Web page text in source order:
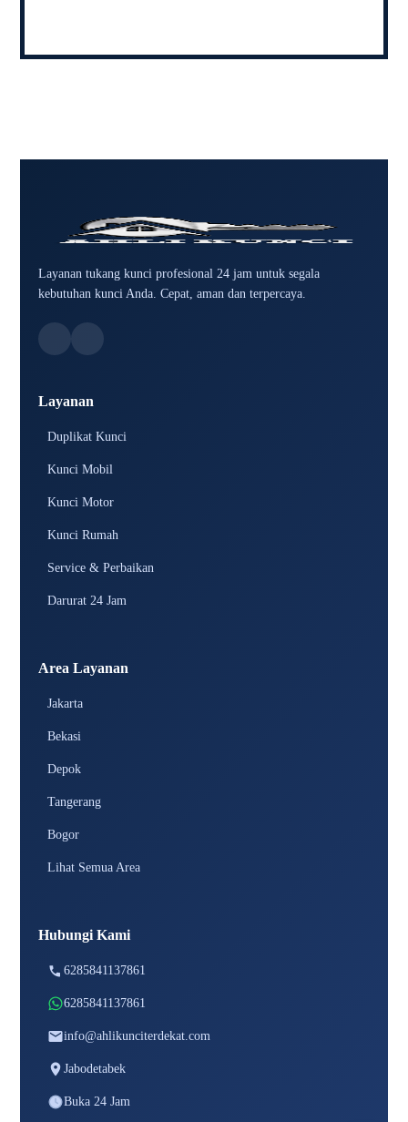
Layanan tukang kunci profesional 24 jam untuk segala
kebutuhan kunci Anda. Cepat, aman dan terpercaya.
Layanan
Duplikat Kunci
Kunci Mobil
Kunci Motor
Kunci Rumah
Service & Perbaikan
Darurat 24 Jam
Area Layanan
Jakarta
Bekasi
Depok
Tangerang
Bogor
Lihat Semua Area
Hubungi Kami
6285841137861
6285841137861
info@ahlikunciterdekat.com
Jabodetabek
Buka 24 Jam